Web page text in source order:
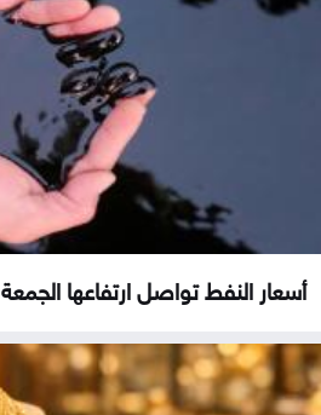
أسعار النفط تواصل ارتفاعها الجمعة